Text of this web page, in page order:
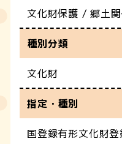
文化財保護 / 郷土
種別分類
文化財
指定・種別
国登録有形文化財